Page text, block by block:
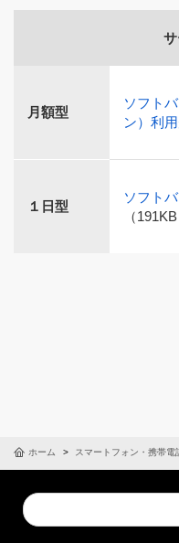
月額型
ソフト
ン）利
１日型
ソフト
（191KB
ホーム スマートフォン・携帯電
Conduct
a